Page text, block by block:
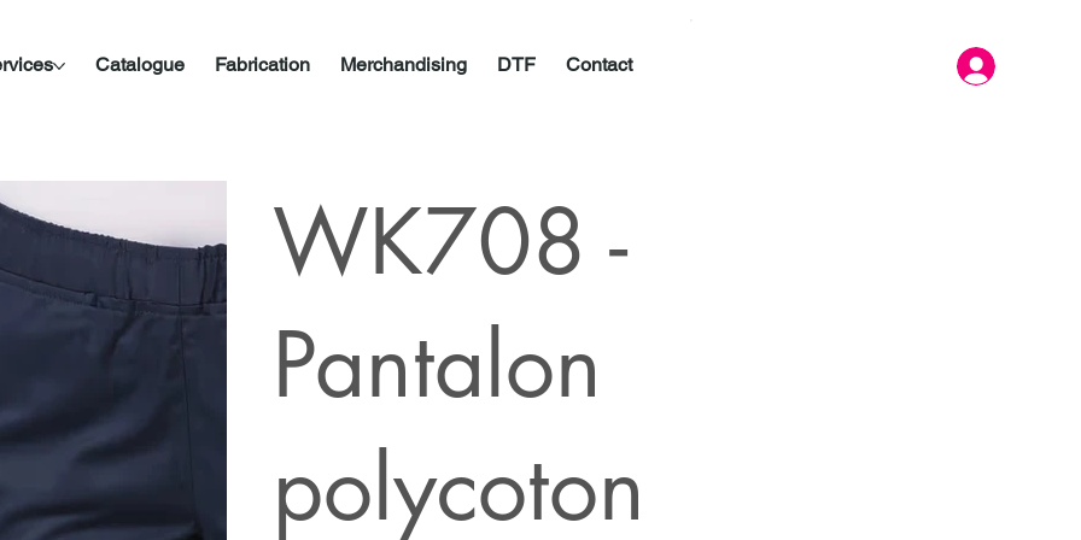
Catalogue Fabrication Merchandising DTF Contact
WK708 -
Pantalon
polycoton